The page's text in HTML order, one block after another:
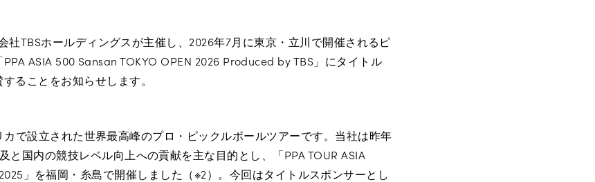
社TBSホールディングスが主催し、2026年7月に東京・立川で開催されるピ
ASIA 500 Sansan TOKYO OPEN 2026 Produced by TBS」にタイトル
ることをお知らせします。
カで設立された世界最高峰のプロ・ピックルボールツアーです。当社は昨年
と国内の競技レベル向上への貢献を主な目的とし、「PPA TOUR ASIA
」を福岡・糸島で開催しました（※2）。今回はタイトルスポンサーとし